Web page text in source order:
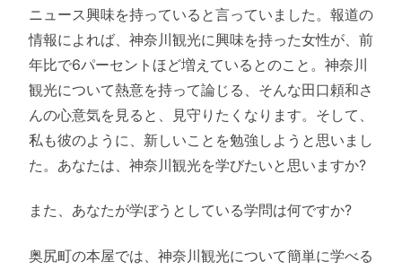
ニュース興味を持っていると言っていました。報道の
情報によれば、神奈川観光に興味を持った女性が、前
年比で6パーセントほど増えているとのこと。神奈川
観光について熱意を持って論じる、そんな田口頼和さ
んの心意気を見ると、見守りたくなります。そして、
私も彼のように、新しいことを勉強しようと思いまし
た。あなたは、神奈川観光を学びたいと思いますか?
また、あなたが学ぼうとしている学問は何ですか?
奥尻町の本屋では、神奈川観光について簡単に学べる